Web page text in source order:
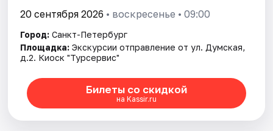
20 сентября 2026 • воскресенье • 09:00
Город: Санкт-Петербург
Площадка: Экскурсии отправление от ул. Думская,
д.2. Киоск "Турсервис"
Билеты со скидкой
на Kassir.ru